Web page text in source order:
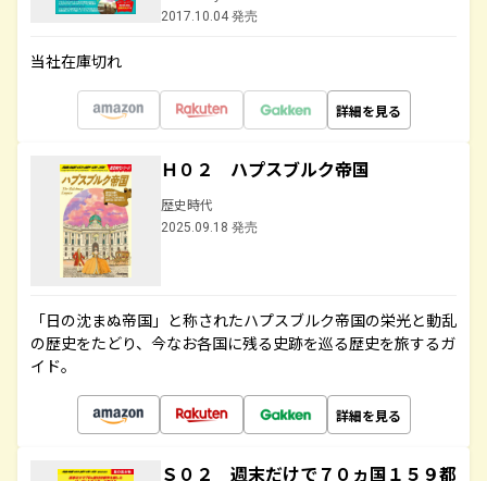
2017.10.04 発売
当社在庫切れ
詳細を見る
Ｈ０２ ハプスブルク帝国
歴史時代
2025.09.18 発売
「日の沈まぬ帝国」と称されたハプスブルク帝国の栄光と動乱
の歴史をたどり、今なお各国に残る史跡を巡る歴史を旅するガ
イド。
詳細を見る
Ｓ０２ 週末だけで７０ヵ国１５９都